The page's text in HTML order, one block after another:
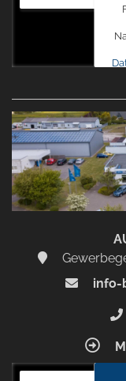
info-